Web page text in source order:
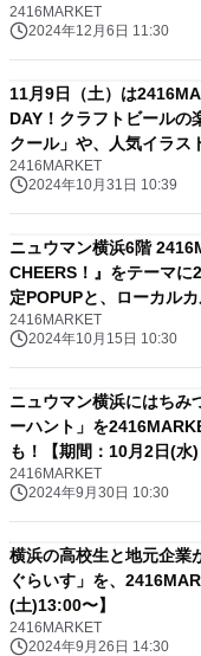
2416MARKET
2024年12月6日 11:30
11月9日（土）は
DAY！クラフトビールの
クール」や、人気イラス
2416MARKET
2024年10月31日 10:39
ニュウマン横浜6階
CHEERS！』をテーマ
定POPUPと、ローカル
2416MARKET
2024年10月15日 10:30
ニュウマン横浜にはちみ
ーハント」を
も！【期間：10月2日(水)
2416MARKET
2024年9月30日 10:30
横浜の高校生と地元企業
ぐらいす」を、
(土)13:00〜】
2416MARKET
2024年9月26日 14:30